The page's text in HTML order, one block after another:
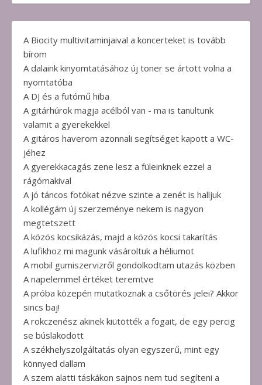
A Biocity multivitaminjaival a koncerteket is tovább
bírom
A dalaink kinyomtatásához új toner se ártott volna a
nyomtatóba
A DJ és a futómű hiba
A gitárhúrok magja acélból van - ma is tanultunk
valamit a gyerekekkel
A gitáros haverom azonnali segítséget kapott a WC-
jéhez
A gyerekkacagás zene lesz a füleinknek ezzel a
rágómakival
A jó táncos fotókat nézve szinte a zenét is halljuk
A kollégám új szerzeménye nekem is nagyon
megtetszett
A közös kocsikázás, majd a közös kocsi takarítás
A lufikhoz mi magunk vásároltuk a héliumot
A mobil gumiszervizről gondolkodtam utazás közben
A napelemmel értéket teremtve
A próba közepén mutatkoznak a csőtörés jelei? Akkor
sincs baj!
A rokczenész akinek kiütötték a fogait, de egy percig
se búslakodott
A székhelyszolgáltatás olyan egyszerű, mint egy
könnyed dallam
A szem alatti táskákon sajnos nem tud segíteni a